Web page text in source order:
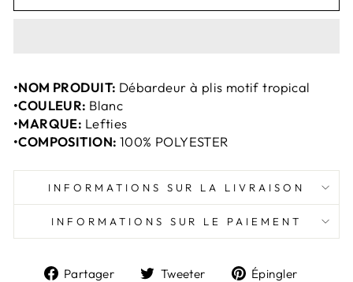
•NOM PRODUIT: Débardeur à plis motif tropical
•COULEUR: Blanc
•MARQUE: Lefties
•COMPOSITION: 100% POLYESTER
INFORMATIONS SUR LA LIVRAISON
INFORMATIONS SUR LE PAIEMENT
Partager
PartagerTweeter
TweeterÉpingler